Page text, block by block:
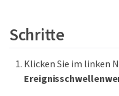
Schritte
Klicken Sie im linken